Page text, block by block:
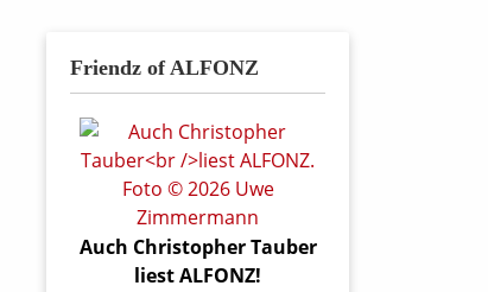
Friendz of ALFONZ
Auch Christopher Tauber
liest ALFONZ!